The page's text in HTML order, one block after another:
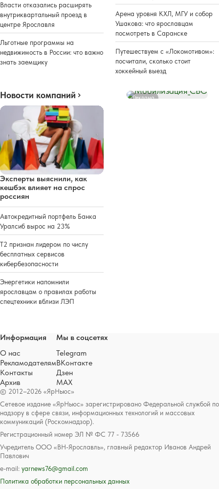
Власти отказались расширять
внутриквартальный проезд в
центре Ярославля
Льготные программы на
недвижимость в России: что важно
знать заемщику
Арена уровня КХЛ, МГУ и собор
Ушакова: что ярославцам
посмотреть в Саранске
Путешествуем с «Локомотивом»:
посчитали, сколько стоит
хоккейный выезд
Новости компаний
Эксперты выяснили, как
кешбэк влияет на спрос
россиян
Автокредитный портфель Банка
Уралсиб вырос на 23%
Т2 признан лидером по числу
бесплатных сервисов
кибербезопасности
Энергетики напомнили
ярославцам о правилах работы
спецтехники вблизи ЛЭП
Реклама
© 2012–2026 «ЯрНьюс»
Сетевое издание «ЯрНьюс» зарегистрировано Федеральной службой по
надзору в сфере связи, информационных технологий и массовых
коммуникаций (Роскомнадзор).
Регистрационный номер ЭЛ № ФС 77 - 73566
Учредитель ООО «ВН-Ярославль», главный редактор Иванов Андрей
Павлович
e-mail: yarnews76@gmail.com
Политика обработки персональных данных
Информация
О нас
Рекламодателям
Контакты
Архив
Мы в соцсетях
Telegram
ВКонтакте
Дзен
MAX